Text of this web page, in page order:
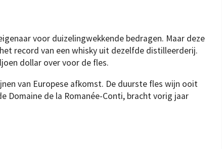
voor duizelingwekkende bedragen. Maar deze
record van een whisky uit dezelfde distilleerderij.
dollar over voor de fles.
van Europese afkomst. De duurste fles wijn ooit
Domaine de la Romanée-Conti, bracht vorig jaar